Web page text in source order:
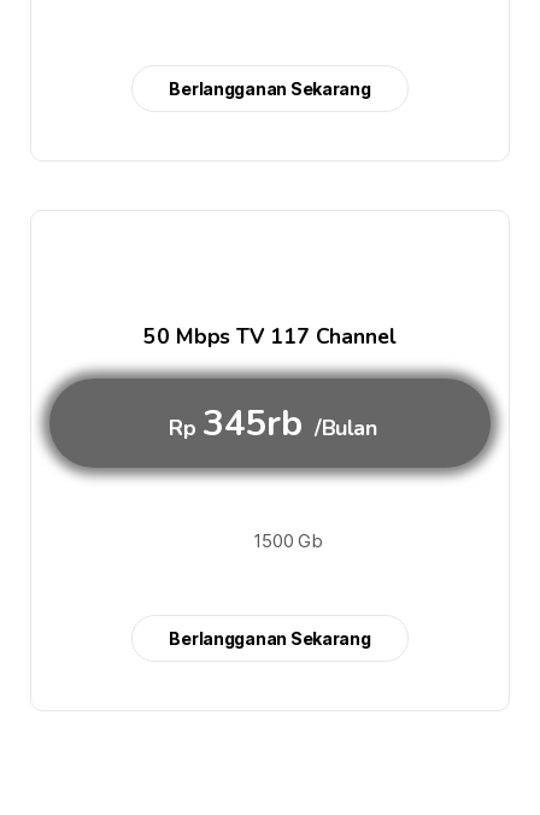
Berlangganan Sekarang
50 Mbps TV 117 Channel
Rp 345rb /Bulan
1500 Gb
Berlangganan Sekarang